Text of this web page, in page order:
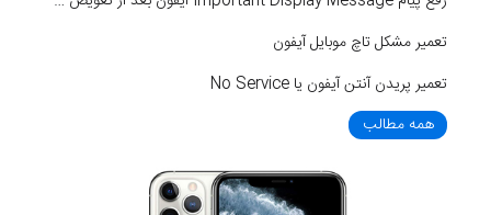
تعمیر مشکل تاچ موبایل آیفون
تعمیر پریدن آنتن آیفون یا No Service
همه مطالب